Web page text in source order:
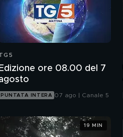
Edizione ore 08.00 del 7
PUNTATA INTERA 07 ago | Canale 5
19 MIN